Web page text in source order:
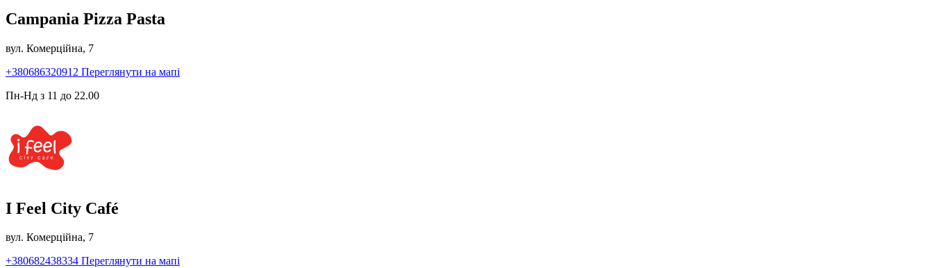
Campania Pizza Pasta
вул. Комерційна, 7
+380686320912 Переглянути на мапі
Пн-Нд з 11 до 22.00
I Feel City Café
вул. Комерційна, 7
+380682438334 Переглянути на мапі